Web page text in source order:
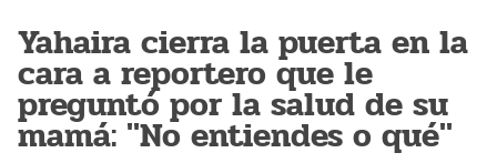
Yahaira cierra la puerta en la
cara a reportero que le
preguntó por la salud de su
mamá: "No entiendes o qué"